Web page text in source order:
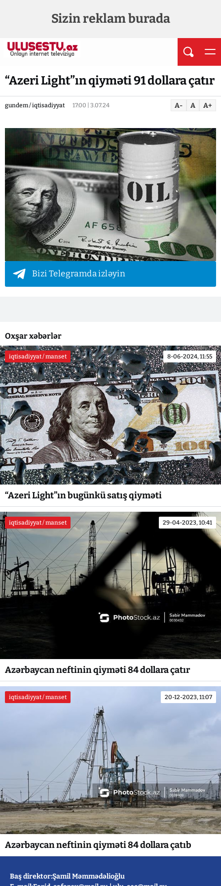
Sizin reklam burada
“Azeri Light”ın qiyməti 91 dollara çatır
gundem / iqtisadiyyat 17:00 | 3.07.24 A- A A+
Bizi Telegramda izləyin
Oxşar xəbərlər
iqtisadiyyat / manset 8-06-2024, 11:55
“Azeri Light”ın bugünkü satış qiyməti
iqtisadiyyat / manset 29-04-2023, 10:41
Azərbaycan neftinin qiyməti 84 dollara çatır
iqtisadiyyat / manset 20-12-2023, 11:07
Azərbaycan neftinin qiyməti 84 dollara çatıb
Baş direktor:Şamil Məmmədəlioğlu